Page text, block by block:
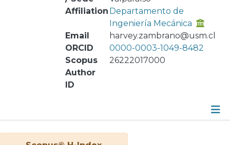
Affiliation Departamento de
Ingeniería Mecánica
Email
harvey.zambrano@usm.cl
ORCID
0000-0003-1049-8482
Scopus
Author
ID
26222017000
Metrics